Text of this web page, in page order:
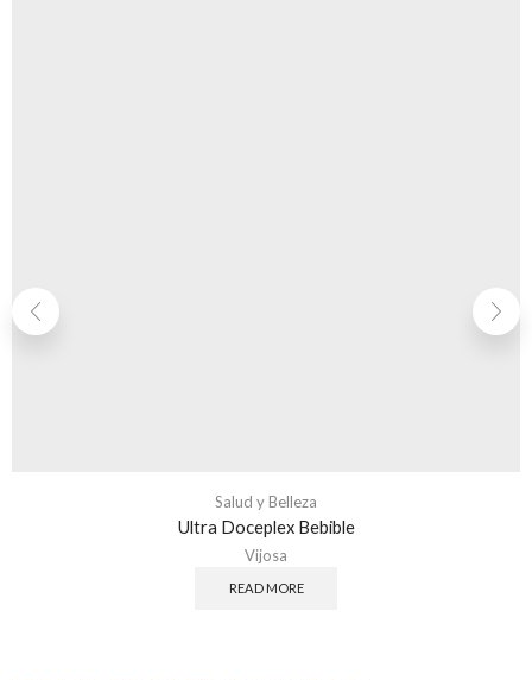
Salud y Belleza
Ultra Doceplex Bebible
Vijosa
READ MORE